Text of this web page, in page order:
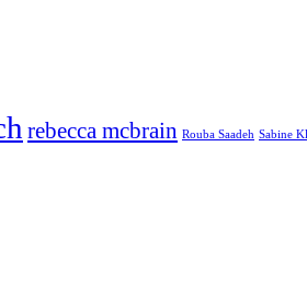
rebecca mcbrain Rouba Saadeh Sabine